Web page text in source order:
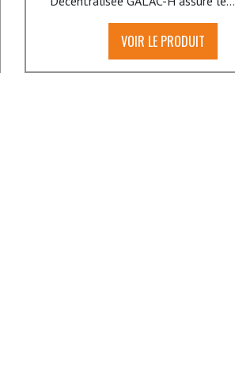
VOIR LE PRODUIT